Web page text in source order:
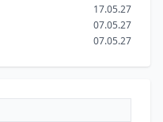
17.05.27
07.05.27
07.05.27